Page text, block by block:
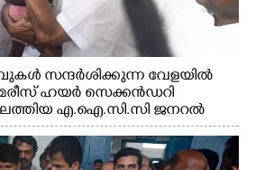
സന്ദർശിക്കുന്ന വേളയിൽ
ഹയർ സെക്കൻഡറി
എ.ഐ.സി.സി ജനറൽ
വേണുഗോപാൽ എം.പി കുരുന്നിനെ
സഹകരണ-എക്സൈസ്
കൃഷിവകുപ്പ് മന്ത്രി ടി. സിദ്ദിഖ്,